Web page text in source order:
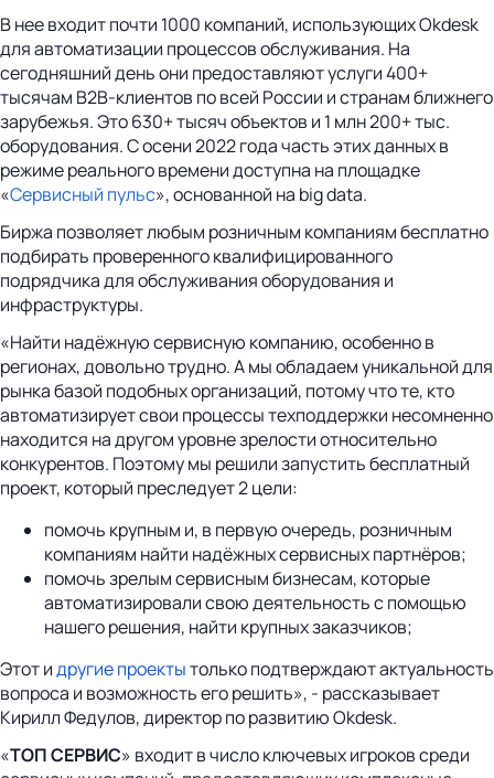
В нее входит почти 1000 компаний, использующих Okdesk
для автоматизации процессов обслуживания. На
сегодняшний день они предоставляют услуги 400+
тысячам B2B-клиентов по всей России и странам ближнего
зарубежья. Это 630+ тысяч объектов и 1 млн 200+ тыс.
оборудования. С осени 2022 года часть этих данных в
режиме реального времени доступна на площадке
«Сервисный пульс», основанной на big data.
Биржа позволяет любым розничным компаниям бесплатно
подбирать проверенного квалифицированного
подрядчика для обслуживания оборудования и
инфраструктуры.
«Найти надёжную сервисную компанию, особенно в
регионах, довольно трудно. А мы обладаем уникальной для
рынка базой подобных организаций, потому что те, кто
автоматизирует свои процессы техподдержки несомненно
находится на другом уровне зрелости относительно
конкурентов. Поэтому мы решили запустить бесплатный
проект, который преследует 2 цели:
помочь крупным и, в первую очередь, розничным
компаниям найти надёжных сервисных партнёров;
помочь зрелым сервисным бизнесам, которые
автоматизировали свою деятельность с помощью
нашего решения, найти крупных заказчиков;
Этот идругие проектытолько подтверждают актуальность
вопроса и возможность его решить», - рассказывает
Кирилл Федулов, директор по развитию Okdesk.
«ТОП СЕРВИС» входит в число ключевых игроков среди